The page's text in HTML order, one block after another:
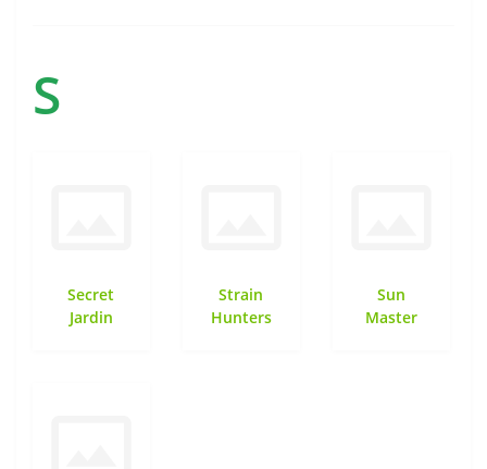
S
Secret
Jardin
Strain
Hunters
Sun
Master